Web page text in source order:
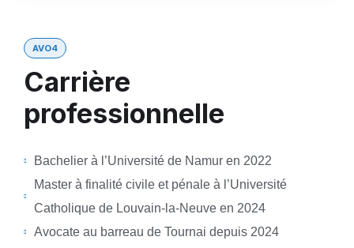
AVO4
Carrière
professionnelle
Bachelier à l’Université de Namur en 2022
Master à finalité civile et pénale à l’Université
Catholique de Louvain-la-Neuve en 2024
Avocate au barreau de Tournai depuis 2024